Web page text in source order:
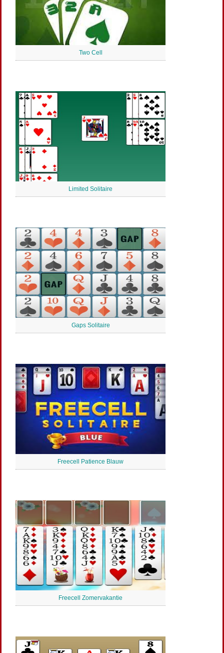
Two Cell
Limited Solitaire
Gaps Solitaire
Freecell Patience Blauw
Freecell Zomervakantie